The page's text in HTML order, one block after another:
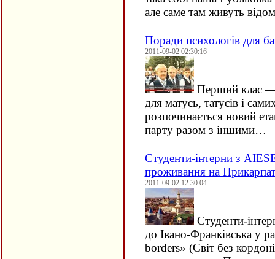
але саме там живуть
Поради психологів для
2011-09-02 02:30:16
Перший клас —
для матусь, татусів і
розпочинається новий
парту разом з іншими…
Студенти-інтерни з
проживання на
2011-09-02 12:30:04
Студенти-
до Івано-Франківська у
borders» (Світ без